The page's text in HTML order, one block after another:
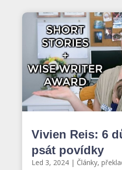
Vivien Reis: 6
psát povídky
Led 3, 2024| Články,